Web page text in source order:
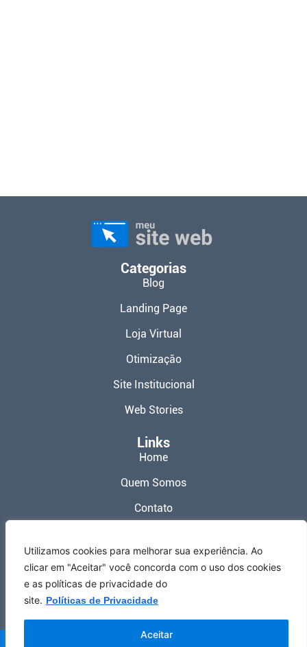
Utilizamos cookies para melhorar sua experiência. Ao
clicar em "Aceitar" você concorda com o uso dos cookies
e as políticas de privacidade do
site. Políticas de Privacidade
Aceitar
Categorias
Blog
Landing Page
Loja Virtual
Otimização
Site Institucional
Web Stories
Links
Home
Quem Somos
Contato
Termos de Uso
Redes Sociais
Meu Site Web ® 2026 – Todos os Direitos Reservados.